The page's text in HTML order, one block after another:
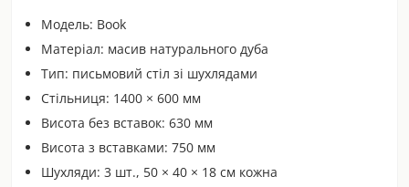
Модель: Book
Матеріал: масив натурального дуба
Тип: письмовий стіл зі шухлядами
Стільниця: 1400 × 600 мм
Висота без вставок: 630 мм
Висота з вставками: 750 мм
Шухляди: 3 шт., 50 × 40 × 18 см кожна